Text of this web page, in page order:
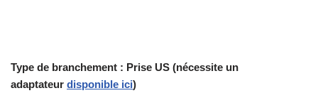
Type de branchement : Prise US (nécessite un
adaptateur disponible ici)